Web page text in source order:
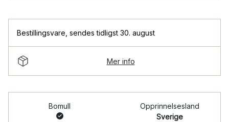
Bestillingsvare sendes tidligst 30. august
Mer info
Bomull
Opprinnelsesland
Sverige